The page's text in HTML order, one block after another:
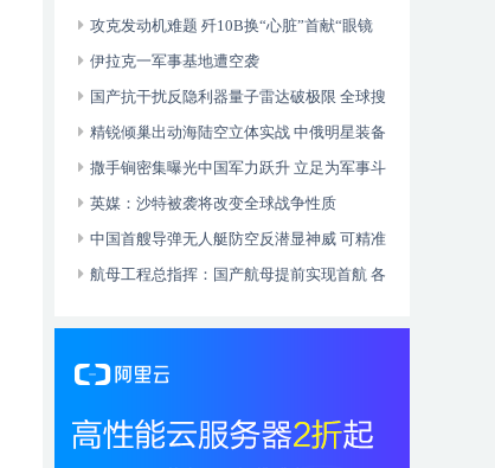
雷”实现空地打击
攻克发动机难题 歼10B换“心脏”首献“眼镜
蛇”绝技
伊拉克一军事基地遭空袭
国产抗干扰反隐利器 量子雷达破极限 全球搜
猎无死角
精锐倾巢出动海陆空立体实战 中俄明星装备
军演合力“亮剑”
撒手锏密集曝光中国军力跃升 立足为军事斗
争准备
英媒：沙特被袭将改变全球战争性质
中国 首艘导弹无人艇防空反潜显神威 可精准
猎杀大目标
航母工程总指挥：国产航母提前实现首航 各